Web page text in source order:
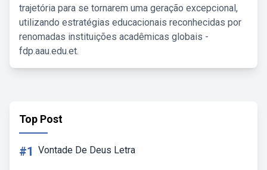
trajetória para se tornarem uma geração excepcional,
utilizando estratégias educacionais reconhecidas por
renomadas instituições acadêmicas globais -
fdp.aau.edu.et.
Top Post
#1 Vontade De Deus Letra